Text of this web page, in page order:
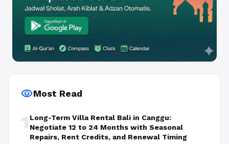
visibilityMost Read
1 Long-Term Villa Rental Bali in Canggu:
Negotiate 12 to 24 Months with Seasonal
Repairs, Rent Credits, and Renewal Timing